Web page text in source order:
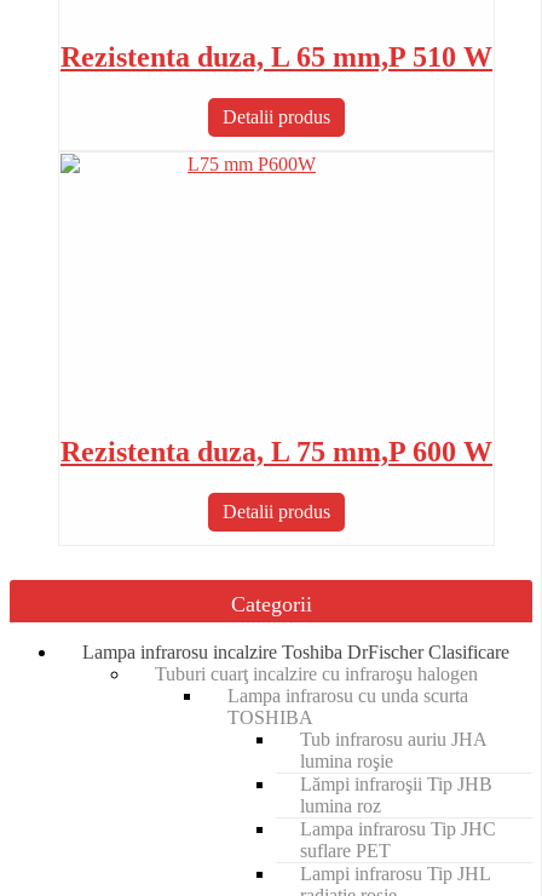
Rezistenta duza, L 65 mm,P 510 W
Detalii produs
Rezistenta duza, L 75 mm,P 600 W
Detalii produs
Categorii
Lampa infrarosu incalzire Toshiba DrFischer Clasificare
Tuburi cuarţ incalzire cu infraroşu halogen
Lampa infrarosu cu unda scurta
TOSHIBA
Tub infrarosu auriu JHA
lumina roşie
Lămpi infraroşii Tip JHB
lumina roz
Lampa infrarosu Tip JHC
suflare PET
Lampi infrarosu Tip JHL